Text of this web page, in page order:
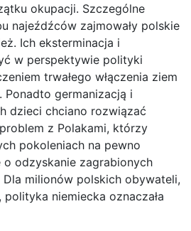
okupacji. Szczególne
najeźdźców zajmowały polskie
Ich eksterminacja i
w perspektywie polityki
trwałego włączenia ziem
Ponadto germanizacją i
dzieci chciano rozwiązać
z Polakami, którzy
pokoleniach na pewno
odzyskanie zagrabionych
milionów polskich obywateli,
niemiecka oznaczała